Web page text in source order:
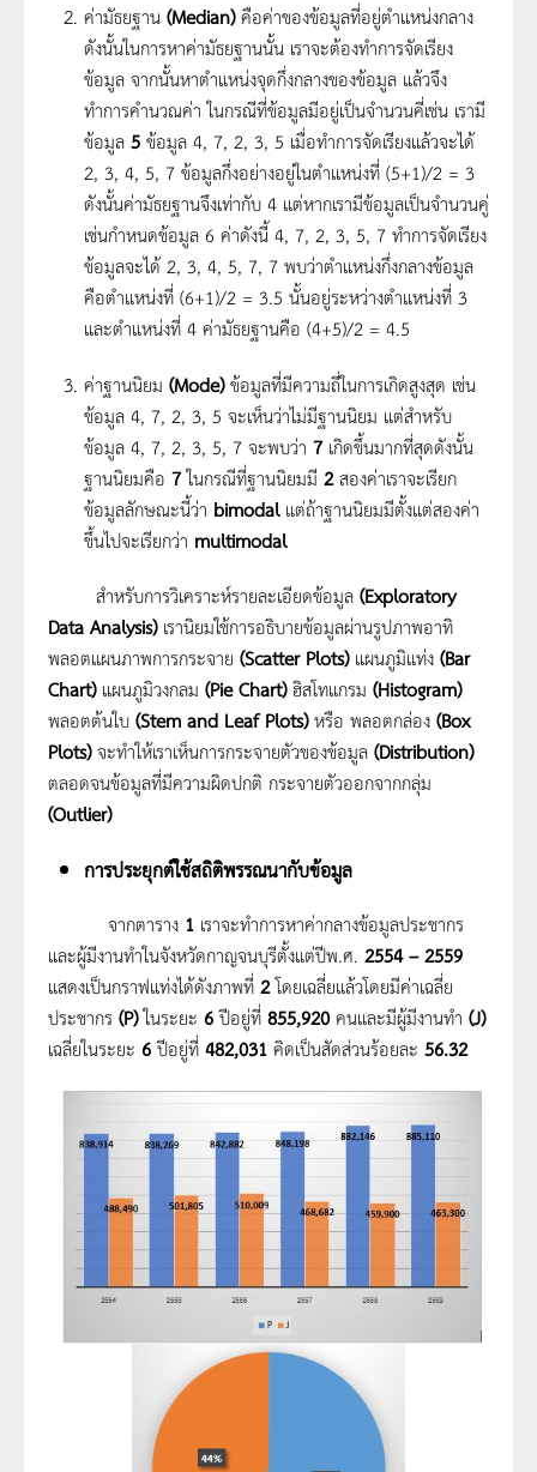
ค่ามัธยฐาน (Median)คือค่าของข้อมูลที่อยู่ตำแหน่งกลาง
ดังนั้นในการหาค่ามัธยฐานนั้น เราจะต้องทำการจัดเรียง
ข้อมูล จากนั้นหาตำแหน่งจุดกึ่งกลางของข้อมูล แล้วจึง
ทำการคำนวณค่า ในกรณีที่ข้อมูลมีอยู่เป็นจำนวนคี่เช่น เรามี
ข้อมูล 5 ข้อมูล 4, 7, 2, 3, 5 เมื่อทำการจัดเรียงแล้วจะได้
2, 3, 4, 5, 7 ข้อมูลกึ่งอย่างอยู่ในตำแหน่งที่ (5+1)/2 = 3
ดังนั้นค่ามัธยฐานจึงเท่ากับ 4 แต่หากเรามีข้อมูลเป็นจำนวนคู่
เช่นกำหนดข้อมูล 6 ค่าดังนี้ 4, 7, 2, 3, 5, 7 ทำการจัดเรียง
ข้อมูลจะได้2, 3, 4, 5, 7, 7 พบว่าตำแหน่งกึ่งกลางข้อมูล
คือตำแหน่งที่ (6+1)/2 = 3.5 นั้นอยู่ระหว่างตำแหน่งที่ 3
และตำแหน่งที่ 4 ค่ามัธยฐานคือ (4+5)/2 = 4.5
ค่าฐานนิยม (Mode)ข้อมูลที่มีความถี่ในการเกิดสูงสุด เช่น
ข้อมูล 4, 7, 2, 3, 5 จะเห็นว่าไม่มีฐานนิยม แต่สำหรับ
ข้อมูล 4, 7, 2, 3, 5, 7 จะพบว่า 7 เกิดขึ้นมากที่สุดดังนั้น
ฐานนิยมคือ 7ในกรณีที่ฐานนิยมมี 2สองค่าเราจะเรียก
ข้อมูลลักษณะนี้ว่า bimodal แต่ถ้าฐานนิยมมีตั้งแต่สองค่า
ขึ้นไปจะเรียกว่า multimodal
สำหรับการวิเคราะห์รายละเอียดข้อมูล (Exploratory
Data Analysis)เรานิยมใช้การอธิบายข้อมูลผ่านรูปภาพอาทิ
พลอตแผนภาพการกระจาย (Scatter Plots) แผนภูมิแท่ง (Bar
Chart) แผนภูมิวงกลม (Pie Chart)ฮิสโทแกรม (Histogram)
พลอตต้นใบ (Stem and Leaf Plots)หรือ พลอตกล่อง (Box
Plots)จะทำให้เราเห็นการกระจายตัวของข้อมูล (Distribution)
ตลอดจนข้อมูลที่มีความผิดปกติ กระจายตัวออกจากกลุ่ม
(Outlier)
การประยุกต์ใช้สถิติพรรณนากับข้อมูล
จากตาราง 1 เราจะทำการหาค่ากลางข้อมูลประชากร
และผู้มีงานทำในจังหวัดกาญจนบุรีตั้งแต่ปีพ.ศ. 2554 – 2559
แสดงเป็นกราฟแท่งได้ดังภาพที่ 2โดยเฉลี่ยแล้วโดยมีค่าเฉลี่ย
ประชากร (P)ในระยะ 6ปีอยู่ที่ 855,920คนและมีผู้มีงานทำ (J)
เฉลี่ยในระยะ 6ปีอยู่ที่ 482,031 คิดเป็นสัดส่วนร้อยละ 56.32